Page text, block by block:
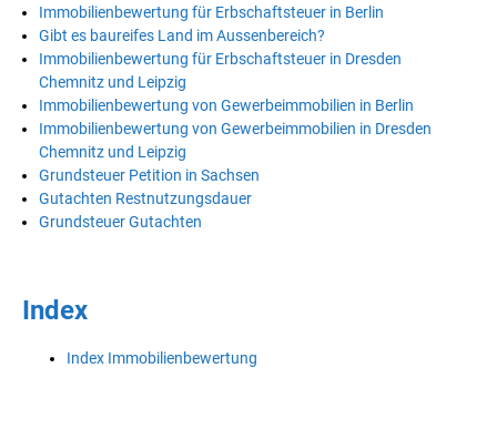
Immobilienbewertung für Erbschaftsteuer in Berlin
Gibt es baureifes Land im Aussenbereich?
Immobilienbewertung für Erbschaftsteuer in Dresden
Chemnitz und Leipzig
Immobilienbewertung von Gewerbeimmobilien in Berlin
Immobilienbewertung von Gewerbeimmobilien in Dresden
Chemnitz und Leipzig
Grundsteuer Petition in Sachsen
Gutachten Restnutzungsdauer
Grundsteuer Gutachten
Index
Index Immobilienbewertung